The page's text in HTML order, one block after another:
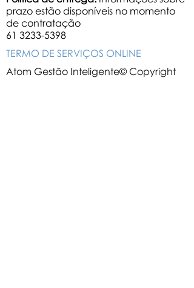
prazo estão disponíveis no momento
de contratação
61 3233-5398
TERMO DE SERVIÇOS ONLINE
Atom Gestão Inteligente© Copyright